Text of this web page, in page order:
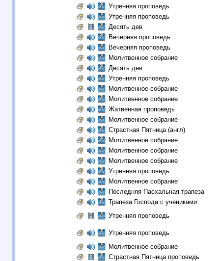
Утренняя проповедь
Утренняя проповедь
Десять дев
Вечерняя проповедь
Вечерняя проповедь
Молитвенное собрание
Десять дев
Утренняя проповедь
Молитвенное собрание
Молитвенное собрание
Жатвенная проповедь
Молитвенное собрание
Страстная Пятница (англ)
Молитвенное собрание
Молитвенное собрание
Молитвенное собрание
Утренняя проповедь
Молитвенное собрание
Последняя Пасхальная трапеза
Трапеза Господа с учениками
Утренняя проповедь
Утренняя проповедь
Молитвенное собрание
Страстная Пятница проповедь